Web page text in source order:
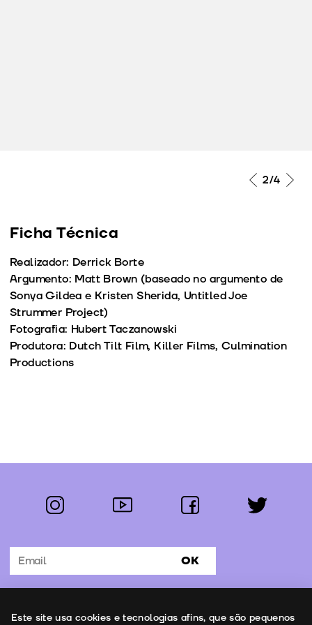
2/4
Ficha Técnica
Realizador: Derrick Borte
Argumento: Matt Brown (baseado no argumento de
Sonya Gildea e Kristen Sherida, Untitled Joe
Strummer Project)
Fotografia: Hubert Taczanowski
Produtora: Dutch Tilt Film, Killer Films, Culmination
Productions
Segue-nos:
instagram youtube facebook twitter
Subscrever Newsletter OK
Este site usa cookies e tecnologias afins, que são pequenos